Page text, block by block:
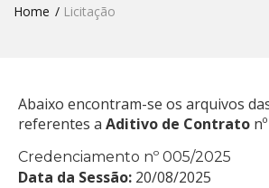
Home Licitação
Abaixo encontram-se os arquivos
referentes a Aditivo de Contrato
Credenciamento nº 005/2025
Data da Sessão: 20/08/2025